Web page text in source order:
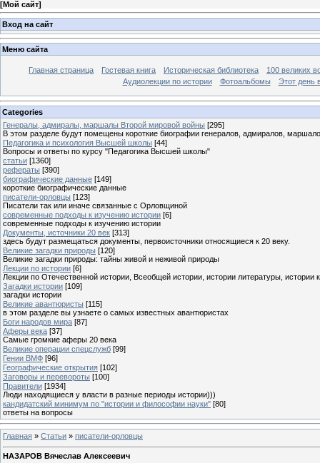
[Мой сайт]
Вход на сайт
Меню сайта
Главная страница Гостевая книга Историческая библиотека
100 великих
Аудиолекции по истории
Фотоальбомы Этот день
Categories
Генералы, адмиралы, маршалы Второй мировой войны [295]
В этом разделе будут помещены короткие биографии генералов, адмиралов,
Педагогика и психология Высшей школы [44]
Вопросы и ответы по курсу "Педагогика Высшей школы"
статьи [1360]
рефераты [390]
биографические данные [149]
короткие биографические данные
писатели-орловцы [123]
Писатели так или иначе связанные с Орловщиной
современные подходы к изучению истории [6]
современные подходы к изучению истории
Документы, источники 20 век [313]
здесь будут размещаться документы, первоисточники относящиеся к 20 веку.
Великие загадки природы [120]
Великие загадки природы: тайны живой и неживой природы
Лекции по истории [6]
Лекции по Отечественной истории, Всеобщей истории, истории литературы, истории
Загадки истории [109]
загадки истории
Великие авантюристы [115]
в этом разделе вы узнаете о самых известных авантюристах
Боги народов мира [87]
Аферы века [37]
Самые громкие аферы 20 века
Великие операции спецслужб [99]
Гении ВМФ [96]
Географические открытия [102]
Заговоры и перевороты [100]
Правители [1934]
Люди находящиеся у власти в разные периоды истории)))
кандидатский минимум по "истории и философии науки" [80]
ответы на вопросы
Главная » Статьи » писатели-орловцы
НАЗАРОВ Вячеслав Алексеевич